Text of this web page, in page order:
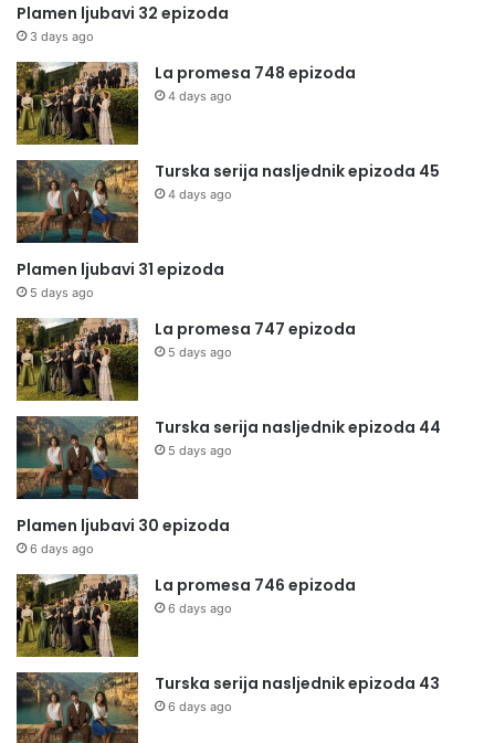
Plamen ljubavi 32 epizoda
3 days ago
La promesa 748 epizoda
4 days ago
Turska serija nasljednik epizoda 45
4 days ago
Plamen ljubavi 31 epizoda
5 days ago
La promesa 747 epizoda
5 days ago
Turska serija nasljednik epizoda 44
5 days ago
Plamen ljubavi 30 epizoda
6 days ago
La promesa 746 epizoda
6 days ago
Turska serija nasljednik epizoda 43
6 days ago